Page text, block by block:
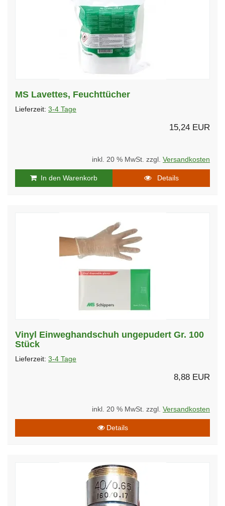
MS Lavettes, Feuchttücher
Lieferzeit: 3-4 Tage
15,24 EUR
inkl. 20 % MwSt. zzgl. Versandkosten
In den Warenkorb Details
Vinyl Einweghandschuh ungepudert Gr. 100
Stück
Lieferzeit: 3-4 Tage
8,88 EUR
inkl. 20 % MwSt. zzgl. Versandkosten
Details